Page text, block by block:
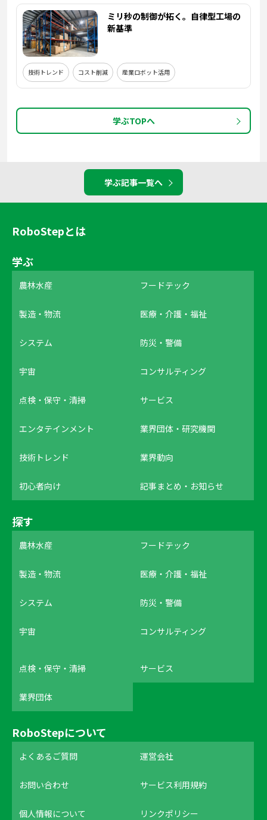
ミリ秒の制御が拓く。自律型工場の
新基準
技術トレンド コスト削減 産業ロボット活用
学ぶTOPへ
学ぶ記事一覧へ
RoboStepとは
学ぶ
農林水産 フードテック
製造・物流 医療・介護・福祉
システム 防災・警備
宇宙 コンサルティング
点検・保守・清掃 サービス
エンタテインメント 業界団体・研究機関
技術トレンド 業界動向
初心者向け 記事まとめ・お知らせ
探す
農林水産 フードテック
製造・物流 医療・介護・福祉
システム 防災・警備
宇宙 コンサルティング
点検・保守・清掃 サービス
業界団体
RoboStepについて
よくあるご質問 運営会社
お問い合わせ サービス利用規約
個人情報について リンクポリシー